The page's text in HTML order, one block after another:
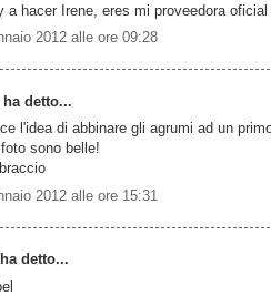
a hacer Irene, eres mi proveedora
2012 alle ore 09:28
ha detto...
l'idea di abbinare gli agrumi ad un
sono belle!
2012 alle ore 15:31
ha detto...